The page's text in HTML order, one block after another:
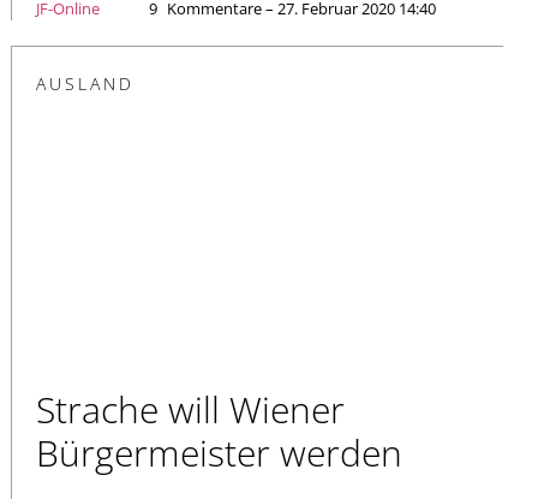
JF-Online 9 Kommentare – 27. Februar 2020 14:40
AUSLAND
Strache will Wiener
Bürgermeister werden